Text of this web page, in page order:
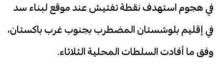
في هجوم استهدف نقطة تفتيش عند موقع لبناء سد
في إقليم بلوشستان المضطرب بجنوب غرب باكستان،
وفق ما أفادت السلطات المحلية الثلاثاء.